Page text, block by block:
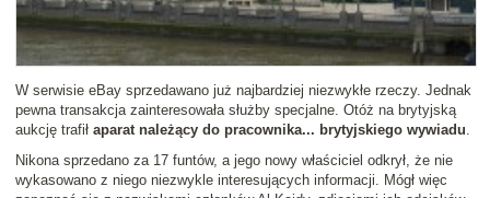
W serwisie eBay sprzedawano już najbardziej niezwykłe rzeczy. Jednak
pewna transakcja zainteresowała służby specjalne. Otóż na brytyjską
aukcję trafił aparat należący do pracownika... brytyjskiego wywiadu
Nikona sprzedano za 17 funtów, a jego nowy właściciel odkrył, że nie
wykasowano z niego niezwykle interesujących informacji. Mógł więc